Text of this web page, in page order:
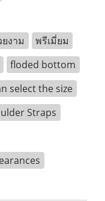
งาม
พรีเมี่ยม
floded bottom
select the size
Straps